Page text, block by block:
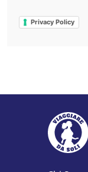
Privacy Policy